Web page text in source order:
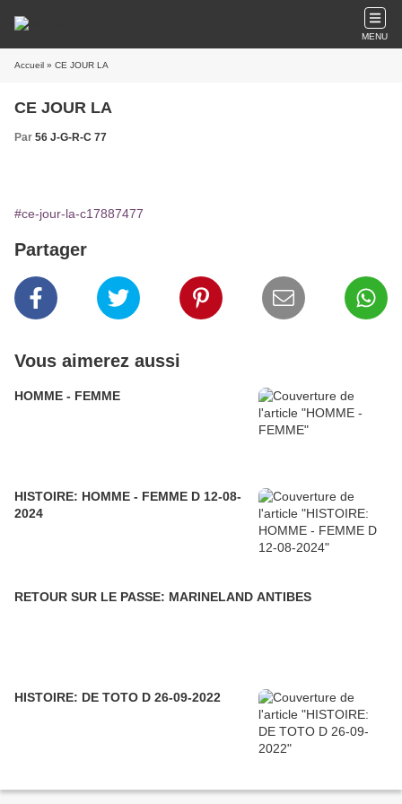
MENU
Accueil » CE JOUR LA
CE JOUR LA
Par 56 J-G-R-C 77
#ce-jour-la-c17887477
Partager
Vous aimerez aussi
HOMME - FEMME
HISTOIRE: HOMME - FEMME D 12-08-
2024
RETOUR SUR LE PASSE: MARINELAND ANTIBES
HISTOIRE: DE TOTO D 26-09-2022